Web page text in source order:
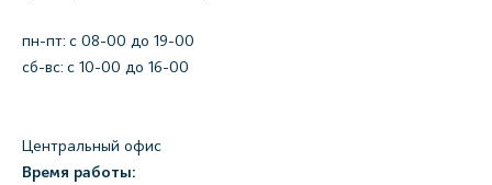
пн-пт: c 08-00 до 19-00
сб-вс: с 10-00 до 16-00
Центральный офис
Время работы: